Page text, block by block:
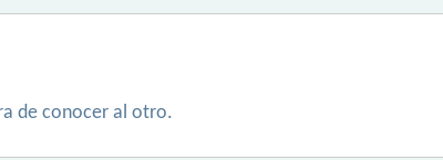
de conocer al otro.